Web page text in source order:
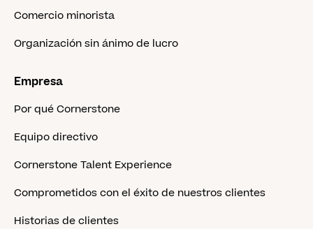
Comercio minorista
Organización sin ánimo de lucro
Empresa
Por qué Cornerstone
Equipo directivo
Cornerstone Talent Experience
Comprometidos con el éxito de nuestros clientes
Historias de clientes